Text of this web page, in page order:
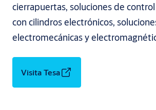
cierrapuertas, soluciones de
con cilindros electrónicos,
electromecánicas y
Visita Tesa